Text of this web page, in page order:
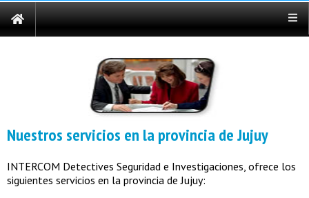
Nuestros servicios en la provincia de Jujuy
INTERCOM Detectives Seguridad e Investigaciones, ofrece los
siguientes servicios en la provincia de Jujuy: